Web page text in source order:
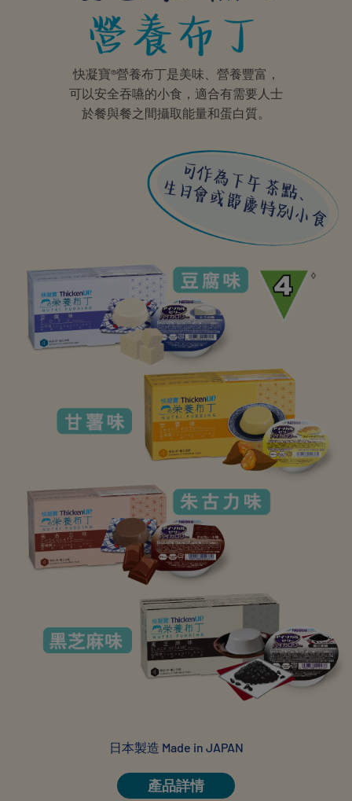
快凝寶®營養布丁是美味、營養豐富，
可以安全吞嚥的小食，適合有需要人士
於餐與餐之間攝取能量和蛋白質。
日本製造 Made in JAPAN
產品詳情